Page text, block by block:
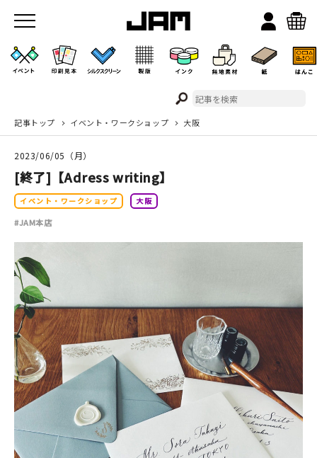
JAMのこと
お店/ワークスペース
イベント
印刷見本
シルクスクリーン
無地素材
紙
記事トップ イベント・ワークショップ 大阪
2023/06/05（月）
[終了]【Adress writing】
イベント・ワークショップ 大阪
#JAM本店